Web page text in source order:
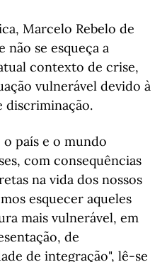
Marcelo Rebelo de
não se esqueça a
contexto de crise,
vulnerável devido à
discriminação.
país e o mundo
com consequências
na vida dos nossos
esquecer aqueles
mais vulnerável, em
de
de integração", lê-se